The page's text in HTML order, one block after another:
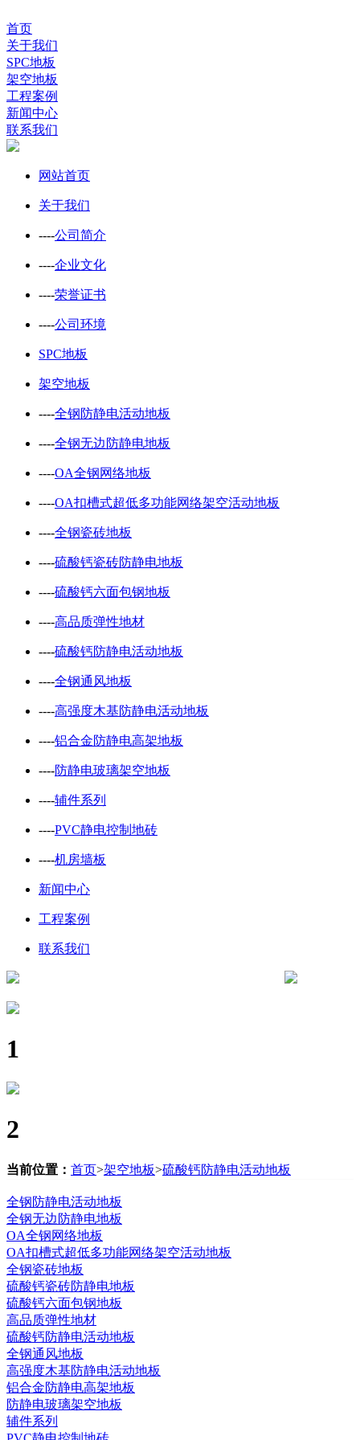
首页
关于我们
SPC地板
架空地板
工程案例
新闻中心
联系我们
网站首页
关于我们
----公司简介
----企业文化
----荣誉证书
----公司环境
SPC地板
架空地板
----全钢防静电活动地板
----全钢无边防静电地板
----OA全钢网络地板
----OA扣槽式超低多功能网络架空活动地板
----全钢瓷砖地板
----硫酸钙瓷砖防静电地板
----硫酸钙六面包钢地板
----高品质弹性地材
----硫酸钙防静电活动地板
----全钢通风地板
----高强度木基防静电活动地板
----铝合金防静电高架地板
----防静电玻璃架空地板
----辅件系列
----PVC静电控制地砖
----机房墙板
新闻中心
工程案例
联系我们
1
2
当前位置： 首页>架空地板>硫酸钙防静电活动地板
全钢防静电活动地板
全钢无边防静电地板
OA全钢网络地板
OA扣槽式超低多功能网络架空活动地板
全钢瓷砖地板
硫酸钙瓷砖防静电地板
硫酸钙六面包钢地板
高品质弹性地材
硫酸钙防静电活动地板
全钢通风地板
高强度木基防静电活动地板
铝合金防静电高架地板
防静电玻璃架空地板
辅件系列